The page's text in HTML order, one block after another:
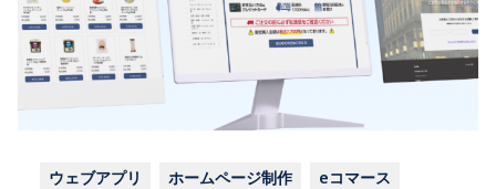
ウェブアプリ ホームページ制作
eコマース